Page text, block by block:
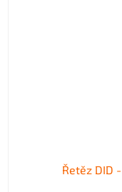
Řetěz DID